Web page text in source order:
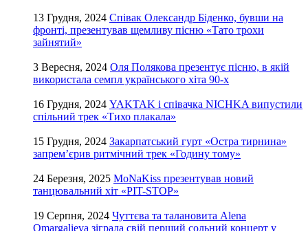
13 Грудня, 2024 Співак Олександр Біденко, бувши на
фронті, презентував щемливу пісню «Тато трохи
зайнятий»
3 Вересня, 2024 Оля Полякова презентує пісню, в якій
використала семпл українського хіта 90-х
16 Грудня, 2024 YAKTAK і співачка NICHKA випустили
спільний трек «Тихо плакала»
15 Грудня, 2024 Закарпатський гурт «Остра тирнина»
запрем’єрив ритмічний трек «Годину тому»
24 Березня, 2025 MoNaKiss презентував новий
танцювальний хіт «PIT-STOP»
19 Серпня, 2024 Чуттєва та талановита Alena
Omargalieva зіграла свій перший сольний концерт у